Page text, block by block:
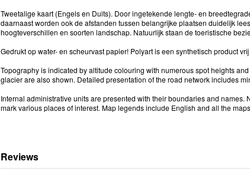
Tweetalige kaart (Engels en Duits). Door ingetekende lengte- en
daarnaast worden ook de afstanden tussen belangrijke plaatsen duidelijk
hoogteverschillen en soorten landschap. Natuurlijk staan de toeristische
Gedrukt op water- en scheurvast papier! Polyart is een synthetisch product
Topography is indicated by altitude colouring with numerous spot heights
glacier are also shown. Detailed presentation of the road network includes
Internal administrative units are presented with their boundaries and
mark various places of interest. Map legends include English and all the
Reviews